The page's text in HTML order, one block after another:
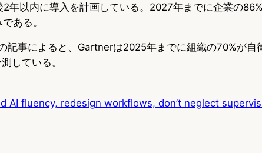
年以内に導入を計画している。2027年までに企業の
ある。
記事によると、Gartnerは2025年までに組織の70%が自
している。
AI fluency, redesign workflows, don’t neglect